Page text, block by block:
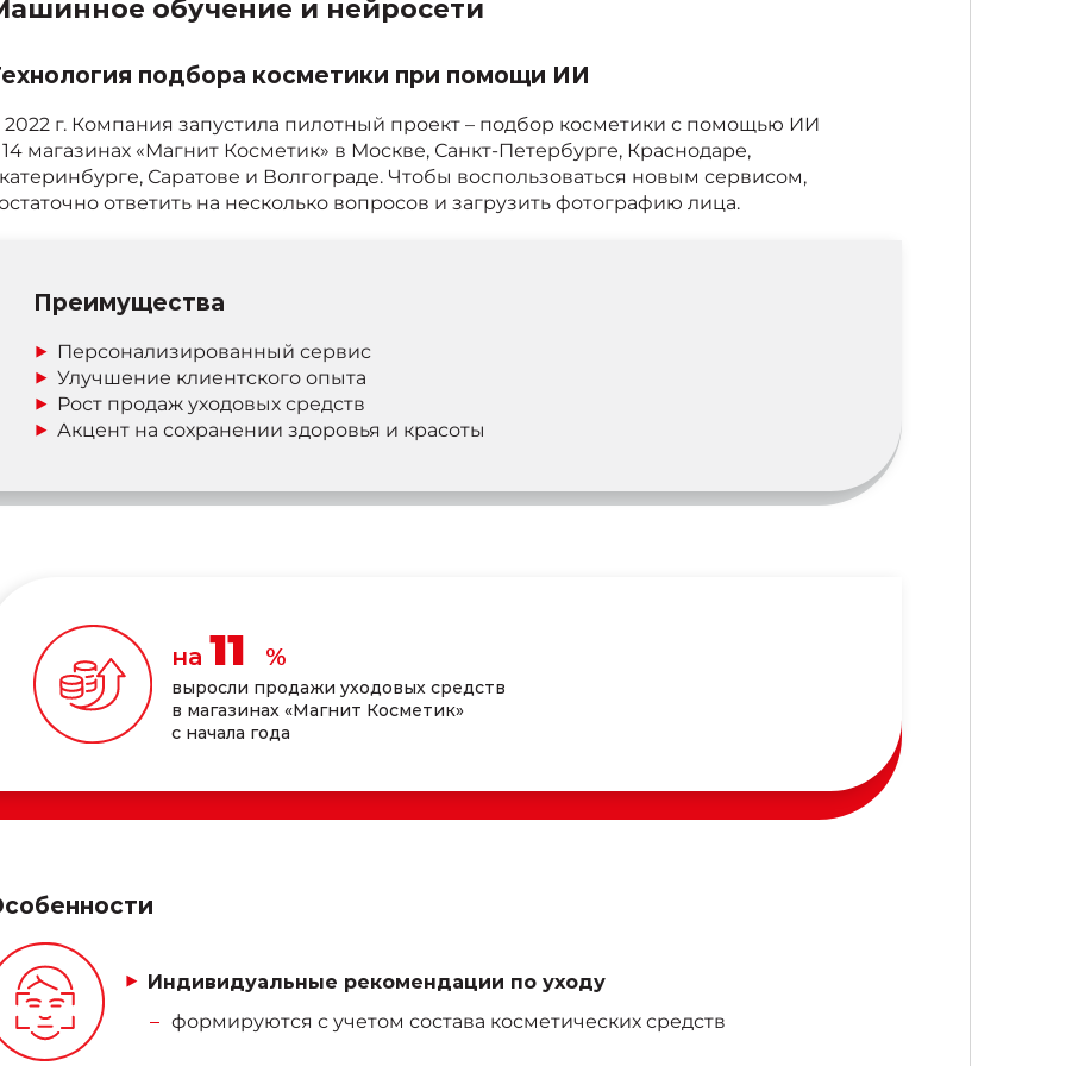
обучение и нейросети
подбора косметики при помощи ИИ
2022 г. Компания запустила пилотный проект – подбор косметики с помощью ИИ
14 магазинах «Магнит Косметик» в Москве, Санкт-Петербурге, Краснодаре,
Саратове и Волгограде. Чтобы воспользоваться новым сервисом,
ответить на несколько вопросов и загрузить фотографию лица.
Преимущества
Персонализированный сервис
Улучшение клиентского опыта
Рост продаж уходовых средств
Акцент на сохранении здоровья и красоты
на 15 %
выросли продажи уходовых средств
в магазинах «Магнит Косметик»
с начала года
Индивидуальные рекомендации по уходу
формируются с учетом состава косметических средств